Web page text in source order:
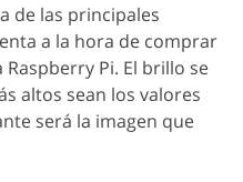
de las principales
a la hora de comprar
Pi. El brillo se
altos sean los valores
será la imagen que